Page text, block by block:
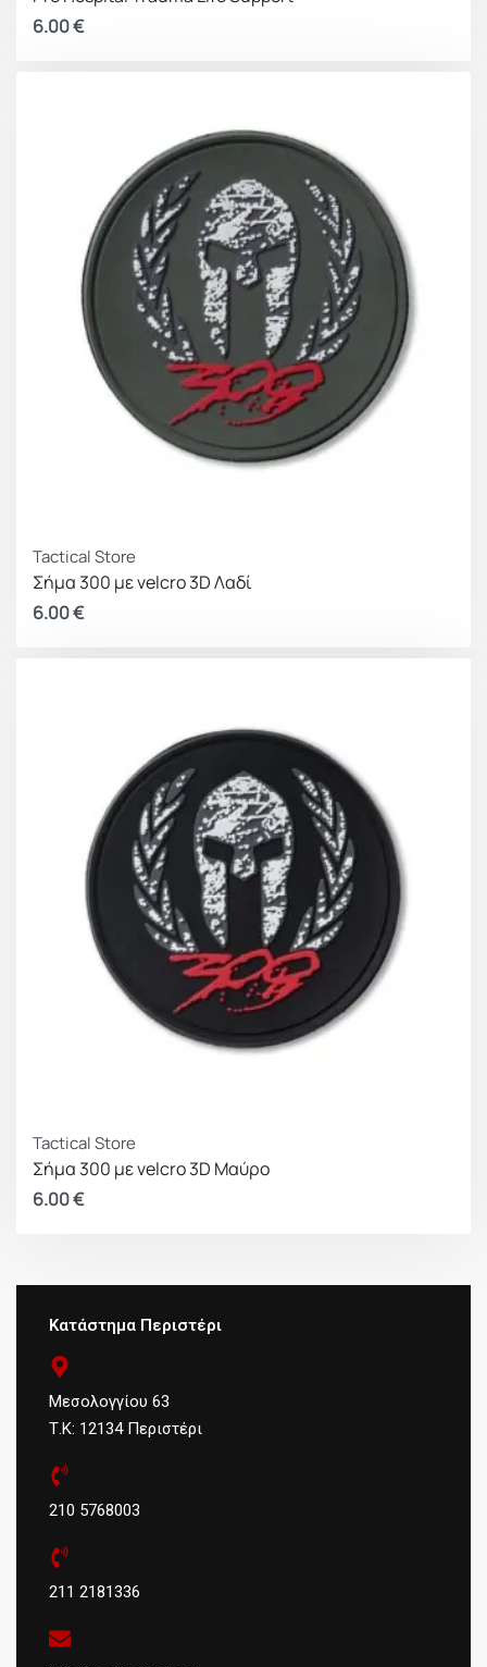
6.00€
Tactical Store
Σήμα 300 με velcro 3D Λαδί
6.00€
Tactical Store
Σήμα 300 με velcro 3D Μαύρο
6.00€
Κατάστημα Περιστέρι
Μεσολογγίου 63
Τ.Κ: 12134 Περιστέρι
210 5768003
211 2181336